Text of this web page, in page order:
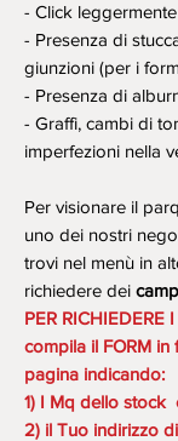
- Click
- Presenza di
giunzioni (per i
- Presenza di
- Graffi, cambi di
imperfezioni nella
Per visionare il
uno dei nostri
trovi nel menù in
richiedere dei
PER RICHIEDERE
compila il FORM
pagina indicando:
1) I Mq dello stock
2) il Tuo indirizzo